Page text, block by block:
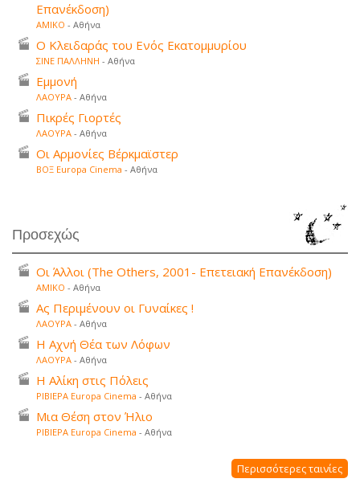
Επανέκδοση)
ΑΜΙΚΟ - Αθήνα
Ο Κλειδαράς του Ενός Εκατομμυρίου
ΣΙΝΕ ΠΑΛΛΗΝΗ - Αθήνα
Εμμονή
ΛΑΟΥΡΑ - Αθήνα
Πικρές Γιορτές
ΛΑΟΥΡΑ - Αθήνα
Οι Αρμονίες Βέρκμαϊστερ
ΒΟΞ Europa Cinema - Αθήνα
Προσεχώς
Οι Άλλοι (The Others, 2001- Επετειακή Επανέκδοση)
ΑΜΙΚΟ - Αθήνα
Ας Περιμένουν οι Γυναίκες !
ΛΑΟΥΡΑ - Αθήνα
Η Αχνή Θέα των Λόφων
ΛΑΟΥΡΑ - Αθήνα
Η Αλίκη στις Πόλεις
ΡΙΒΙΕΡΑ Europa Cinema - Αθήνα
Μια Θέση στον Ήλιο
ΡΙΒΙΕΡΑ Europa Cinema - Αθήνα
Περισσότερες ταινίες